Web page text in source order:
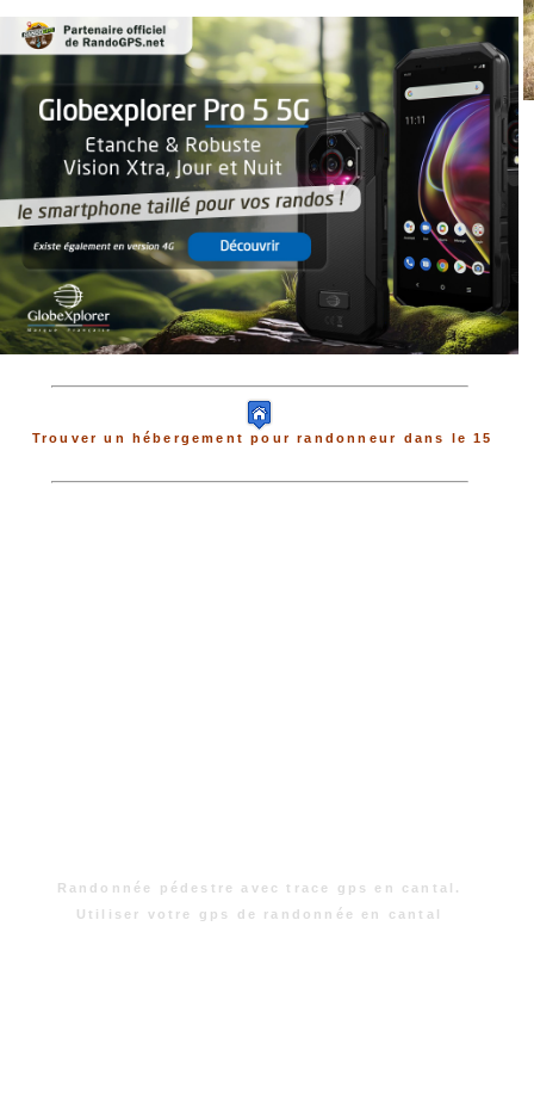
Trouver un hébergement pour randonneur dans le 15
Randonnée pédestre avec trace gps en cantal.
Utiliser votre gps de randonnée en cantal